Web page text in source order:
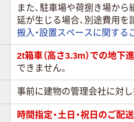
また、駐車場や荷捌き場か
延が生じる場合、別途費用を
搬入・設置スペースに関する
2t箱車（高さ3.3m）での地下
できません。
事前に建物の管理会社に対
時間指定・土日・祝日のご配